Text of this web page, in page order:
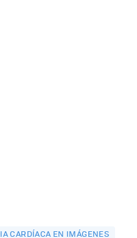
CARDÍACA EN IMÁGENES